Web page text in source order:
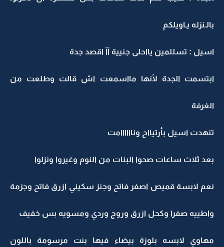
بالـنزله يـاويلكم
اسيل : تسللمين يااحلى جنيية آآ اقصد جدة
ابتسمت الجدة لأنها مااسمعت اش قالت وطلعت من
الغرفة
تنهدت اسيل بأرتيااح وناااااامت
بعد ثلاث ساعات صحوا البنات من النوم وغيروا ونزلوا
نعم لابسة قميص اصفر فاتح وجنز سكيني ازرق فاتح وجزمة
واطييه صفرا وكحل ازرق وروج وردي ومسويه بس خفيف
مهاوي لابسه بلوزة بيضاء فيها بنت مرسومة باللون